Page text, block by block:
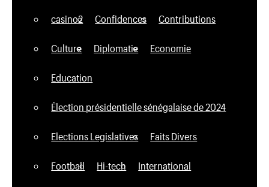
casino2 Confidences Contributions
Culture Diplomatie Economie
Education
Élection présidentielle sénégalaise de 2024
Elections Legislatives Faits Divers
Football Hi-tech International